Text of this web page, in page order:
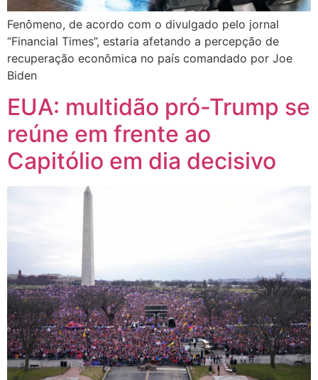
Fenômeno, de acordo com o divulgado pelo jornal
“Financial Times”, estaria afetando a percepção de
recuperação econômica no país comandado por Joe
Biden
EUA: multidão pró-Trump se
reúne em frente ao
Capitólio em dia decisivo